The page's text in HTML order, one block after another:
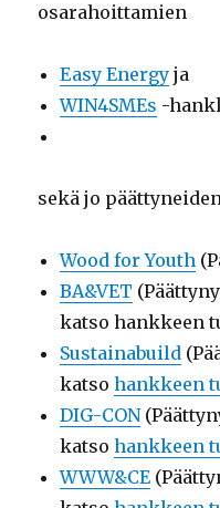
osarahoittamien
Easy Energy ja
WIN4SMEs -
sekä jo
Wood for Youth
BA&VET
katso hankkeen
Sustainabuild
katsohankkeen
DIG-CON
katsohankkeen
WWW&CE